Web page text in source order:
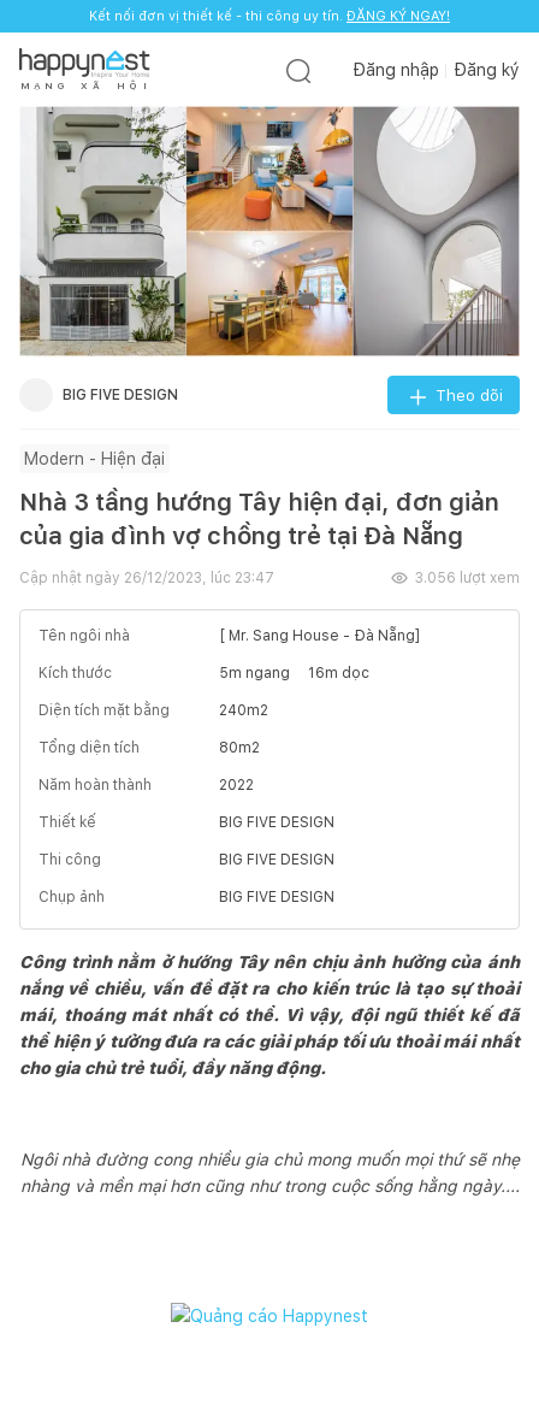
Kết nối đơn vị thiết kế - thi công uy tín. ĐĂNG KÝ NGAY!
M Ạ N G X Ã H Ộ I
Đăng nhập Đăng ký
BIG FIVE DESIGN Theo dõi
Modern - Hiện đại
Nhà 3 tầng hướng Tây hiện đại, đơn giản
của gia đình vợ chồng trẻ tại Đà Nẵng
Cập nhật ngày 26/12/2023, lúc 23:47 3.056 lượt xem
Tên ngôi nhà [ Mr. Sang House - Đà Nẵng]
Kích thước 5m ngang 16m dọc
Diện tích mặt bằng 240m2
Tổng diện tích 80m2
Năm hoàn thành 2022
Thiết kế BIG FIVE DESIGN
Thi công BIG FIVE DESIGN
Chụp ảnh BIG FIVE DESIGN
Công trình nằm ở hướng Tây nên chịu ảnh hưởng của ánh
nắng về chiều, vấn đề đặt ra cho kiến trúc là tạo sự thoải
mái, thoáng mát nhất có thể. Vì vậy, đội ngũ thiết kế đã
thể hiện ý tưởng đưa ra các giải pháp tối ưu thoải mái nhất
cho gia chủ trẻ tuổi, đầy năng động.
Ngôi nhà đường cong nhiều gia chủ mong muốn mọi thứ sẽ nhẹ
nhàng và mền mại hơn cũng như trong cuộc sống hằng ngày....